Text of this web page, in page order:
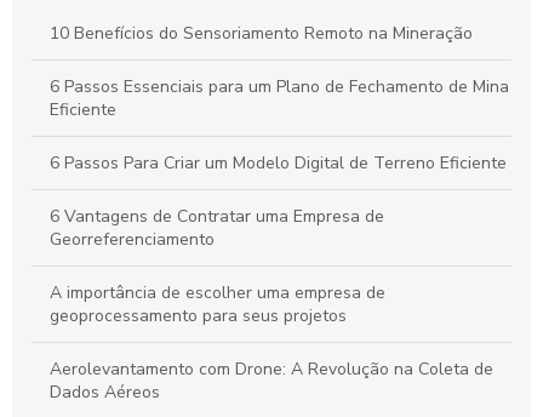
Plano de Gerenciamento de Riscos em Segurança do
Trabalho: Guia Completo para Proteger Sua Equipe e Otimizar
Resultados
Guia Completo para Criar um Plano de Gerenciamento de
Riscos em Segurança e Saúde no Trabalho
10 Benefícios do Sensoriamento Remoto na Mineração
6 Passos Essenciais para um Plano de Fechamento de Mina
Eficiente
6 Passos Para Criar um Modelo Digital de Terreno Eficiente
6 Vantagens de Contratar uma Empresa de
Georreferenciamento
A importância de escolher uma empresa de
geoprocessamento para seus projetos
Aerolevantamento com Drone: A Revolução na Coleta de
Dados Aéreos